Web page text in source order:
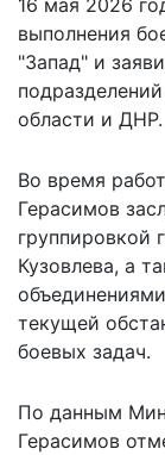
выполнения
"Запад" и
области и ДНР.
Во время
Герасимов
группировкой
Кузовлева, а
текущей
боевых задач.
По данным
Герасимов